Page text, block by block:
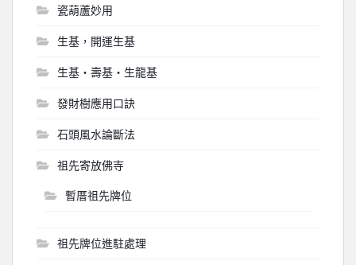
瓷葫蘆妙用
生基，開運生基
生基‧壽基‧生龍基
發財樹應用口訣
石頭風水論斷法
祖先寄放佛寺
暫厝祖先牌位
祖先牌位進駐處理